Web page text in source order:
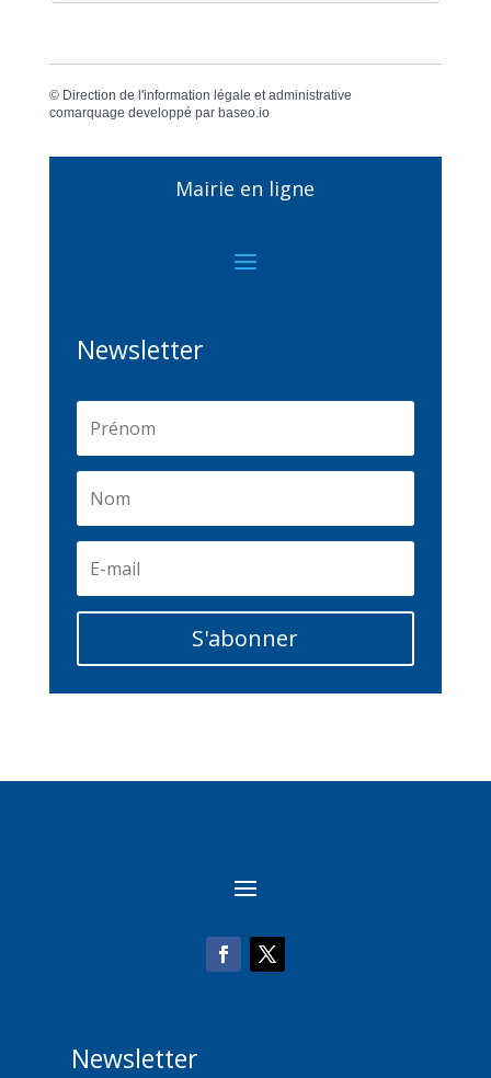
© Direction de l'information légale et administrative
comarquage developpé par baseo.io
Mairie en ligne
Newsletter
S'abonner
Newsletter